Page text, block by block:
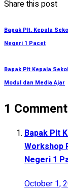
Share this post
Bapak Plt. Kepala
Negeri 1 Pacet
Bapak Plt Kepala
Modul dan Media Ajar
1 Comment
Bapak Plt
Workshop
Negeri 1
October 1,